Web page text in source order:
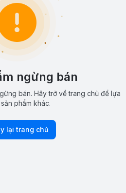
ngừng bán
bán. Hãy trở về trang chủ để lựa
phẩm khác.
lại trang chủ